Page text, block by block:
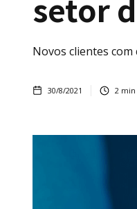
setor
Novos clientes
30/8/2021 2